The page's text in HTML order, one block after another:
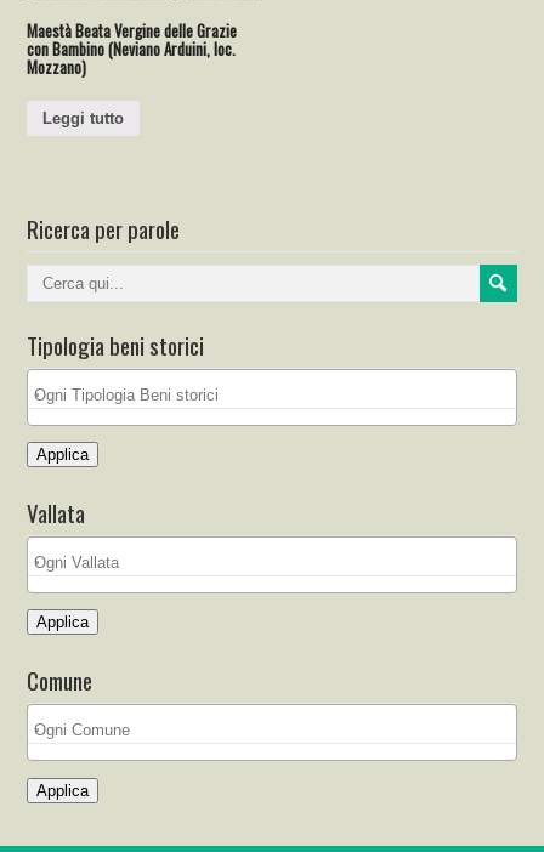
Maestà Beata Vergine delle Grazie
con Bambino (Neviano Arduini, loc.
Mozzano)
Leggi tutto
Ricerca per parole
Tipologia beni storici
Applica
Vallata
Applica
Comune
Applica